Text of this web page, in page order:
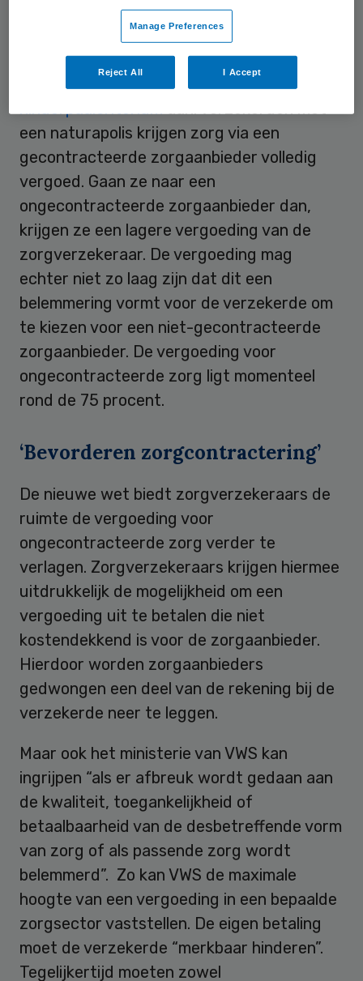
Opeenvolgende ministers van
al jaren toe naar een hogere
contracteringsgraadvan zorgaanbieders.
Zij liepen hierbij steeds tegen het
een naturapolis krijgen zorg via een
gecontracteerde zorgaanbieder volledig
vergoed. Gaan ze naar een
ongecontracteerde zorgaanbieder dan,
krijgen ze een lagere vergoeding van de
zorgverzekeraar. De vergoeding mag
echter niet zo laag zijn dat dit een
belemmering vormt voor de verzekerde om
te kiezen voor een niet-gecontracteerde
zorgaanbieder. De vergoeding voor
ongecontracteerde zorg ligt momenteel
rond de 75 procent.
‘Bevorderen zorgcontractering’
De nieuwe wet biedt zorgverzekeraars de
ruimte de vergoeding voor
ongecontracteerde zorg verder te
verlagen. Zorgverzekeraars krijgen hiermee
uitdrukkelijk de mogelijkheid om een
vergoeding uit te betalen die niet
kostendekkend is voor de zorgaanbieder.
Hierdoor worden zorgaanbieders
gedwongen een deel van de rekening bij de
verzekerde neer te leggen.
Maar ook het ministerie van VWS kan
ingrijpen “als er afbreuk wordt gedaan aan
de kwaliteit, toegankelijkheid of
betaalbaarheid van de desbetreffende vorm
van zorg of als passende zorg wordt
belemmerd”. Zo kan VWS de maximale
hoogte van een vergoeding in een bepaalde
zorgsector vaststellen. De eigen betaling
moet de verzekerde “merkbaar hinderen”.
Tegelijkertijd moeten zowel
Manage Preferences
Reject All I Accept